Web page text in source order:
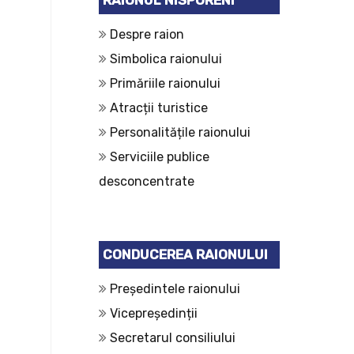
Despre raion
Simbolica raionului
Primăriile raionului
Atracții turistice
Personalitățile raionului
Serviciile publice
desconcentrate
CONDUCEREA RAIONULUI
Președintele raionului
Vicepreședinții
Secretarul consiliului